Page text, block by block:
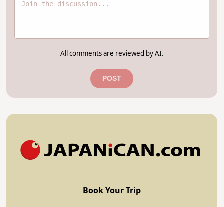
All comments are reviewed by AI.
POST
Book Your Trip